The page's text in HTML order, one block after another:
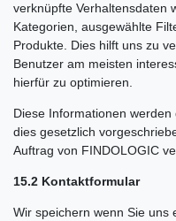
verknüpfte Verhaltensdaten
Kategorien, ausgewählte
Produkte. Dies hilft uns zu
Benutzer am meisten
hierfür zu optimieren.
Diese Informationen
dies gesetzlich
Auftrag von FINDOLOGIC
15.2 Kontaktformular
Wir speichern wenn Sie uns